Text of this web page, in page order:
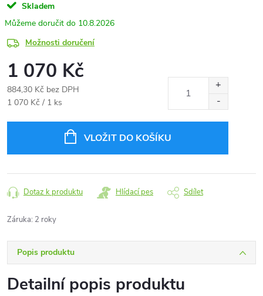
Skladem
10.8.2026
Možnosti doručení
1 070 Kč
884,30 Kč bez DPH
Měrná
1 070 Kč / 1 ks
VLOŽIT DO KOŠÍKU
Dotaz k produktu Hlídací pes Sdílet
Záruka: 2 roky
Popis produktu
Detailní popis produktu